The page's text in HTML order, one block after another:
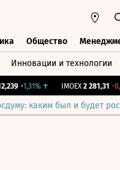
Общество
Инновации и технологии
+1,31%↑ IMOEX 2 281,31 -
каким был и будет